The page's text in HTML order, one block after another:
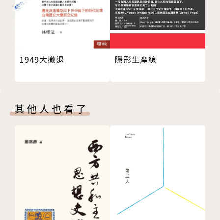
葉海煙
輔仁大學哲學研究所博士、美國哈佛大學訪問學者（1
994-1995），曾任東吳大
學哲學系教授兼系主任、長榮大學哲學與宗教學系教授
兼系主任、成功大學中文系教授兼系主任、成功大學應
事、台灣宗教學會秘書長、台南市哲學學會理事長、行
政院新聞局金鼎獎評審團總召、民視「哲學現場」節目
主講人，現任成功大學通識教育中心兼任教授。
後話──其實我們始終都在現場
1949大撤退 隱形生產線
其他人也看了